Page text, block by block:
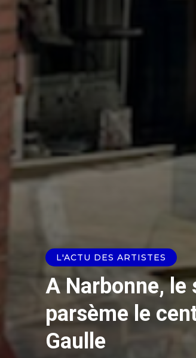
L'ACTU DES ARTISTES
A Narbonne,
parsème le
Gaulle